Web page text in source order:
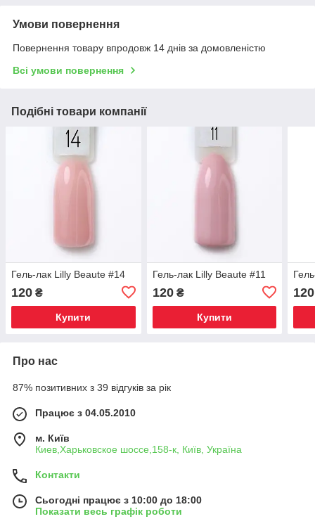
Умови повернення
Повернення товару впродовж 14 днів за домовленістю
Всі умови повернення
Подібні товари компанії
Гель-лак Lilly Beaute #14
120 ₴
Купити
Гель-лак Lilly Beaute #11
120₴
Купити
120
Про нас
87% позитивних з 39 відгуків за рік
Працює з 04.05.2010
м. Київ
Киев,Харьковское шоссе,158-к, Київ, Україна
Контакти
Сьогодні працює з 10:00 до 18:00
Показати весь графік роботи